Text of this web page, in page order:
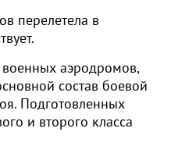
перелетела в
аэродромов,
состав боевой
Подготовленных
и второго класса